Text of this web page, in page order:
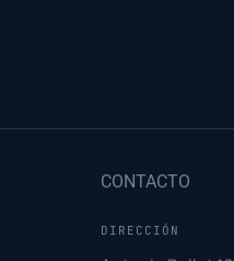
CONTACTO
DIRECCIÓN